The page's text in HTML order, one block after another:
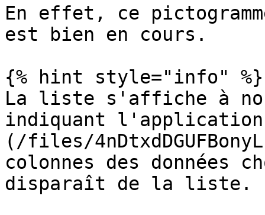
En effet, ce
est bien en cours.
{% hint style="info" %}
La liste s'affiche à
indiquant
(/files/
colonnes des données
disparaît de la liste.